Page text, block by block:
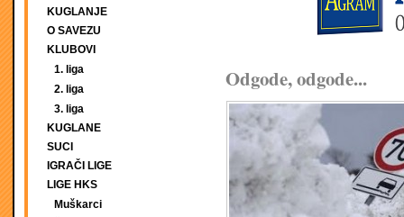
KUGLANJE
O SAVEZU
KLUBOVI
1. liga
2. liga
3. liga
KUGLANE
SUCI
IGRAČI LIGE
LIGE HKS
Muškarci
Odgode, odgode...